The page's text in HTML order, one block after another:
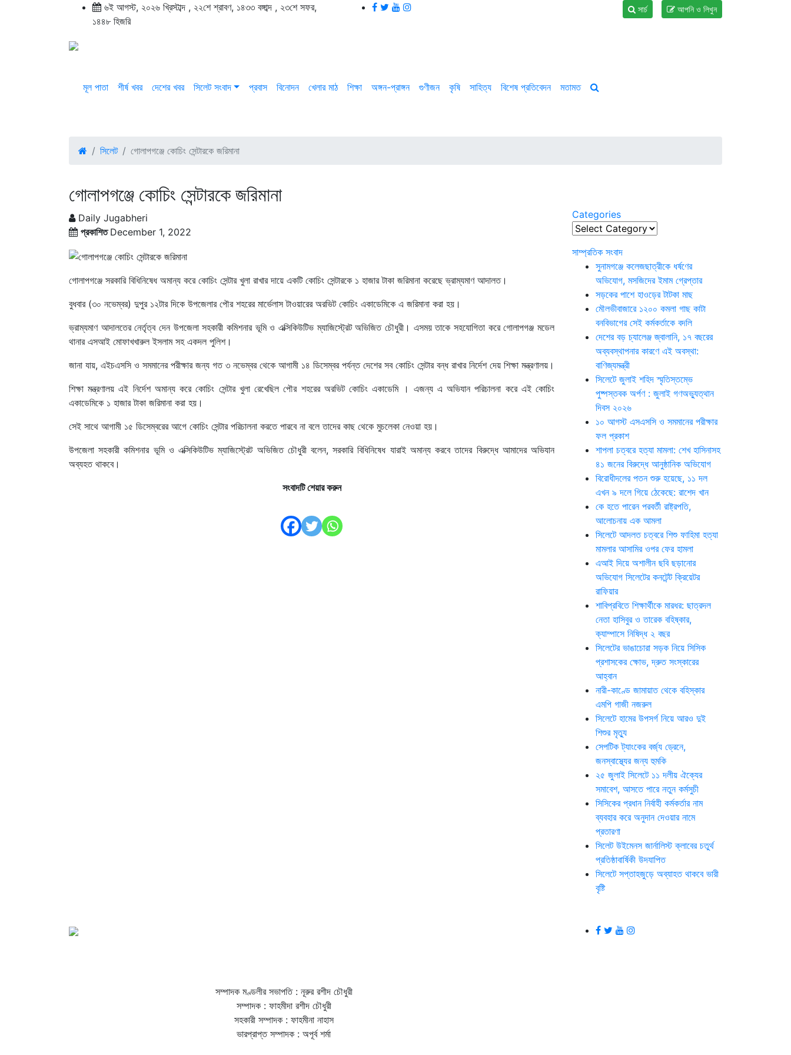
৬ই আগস্ট, ২০২৬ খ্রিস্টাব্দ , ২২শে শ্রাবণ, ১৪৩৩ বঙ্গাব্দ , ২৩শে সফর,
১৪৪৮ হিজরি
আপনি ও লিখুন
সার্চ
মূল পাতা শীর্ষ খবর দেশের খবর সিলেট সংবাদ প্রবাস বিনোদন খেলার মাঠ শিক্ষা অঙ্গন-প্রাঙ্গন গুণীজন কৃষি সাহিত্য বিশেষ প্রতিবেদন মতামত
সিলেট গোলাপগঞ্জে কোচিং সেন্টারকে জরিমানা
গোলাপগঞ্জে কোচিং সেন্টারকে জরিমানা
Daily Jugabheri
প্রকাশিতDecember 1, 2022
গোলাপগঞ্জে সরকারি বিধিনিষেধ অমান্য করে কোচিং সেন্টার খুলা রাখার দায়ে একটি কোচিং সেন্টারকে ১ হাজার টাকা জরিমানা করেছে ভ্রাম্যমাণ আদালত।
বুধবার (৩০ নভেম্বর) দুপুর ১২টার দিকে উপজেলার পৌর শহরের মার্ভেলাস টাওয়ারের অরভিট কোচিং একাডেমিকে এ জরিমানা করা হয়।
ভ্রাম্যমাণ আদালতের নের্তৃত্ব দেন উপজেলা সহকারী কমিশনার ভূমি ও এক্সিকিউটিভ ম্যাজিস্ট্রেট অভিজিত চৌধুরী। এসময় তাকে সহযোগিতা করে গোলাপগঞ্জ মডেল
থানার এসআই মোফাখখারুল ইসলাম সহ একদল পুলিশ।
জানা যায়, এইচএসসি ও সমমানের পরীক্ষার জন্য গত ৩ নভেম্বর থেকে আগামী ১৪ ডিসেম্বর পর্যন্ত দেশের সব কোচিং সেন্টার বন্ধ রাখার নির্দেশ দেয় শিক্ষা মন্ত্রণালয়।
শিক্ষা মন্ত্রণালয় এই নির্দেশ অমান্য করে কোচিং সেন্টার খুলা রেখেছিল পৌর শহরের অরভিট কোচিং একাডেমি । এজন্য এ অভিযান পরিচালনা করে এই কোচিং
একাডেমিকে ১ হাজার টাকা জরিমানা করা হয়।
সেই সাথে আগামী ১৫ ডিসেম্বরের আগে কোচিং সেন্টার পরিচালনা করতে পারবে না বলে তাদের কাছ থেকে মুচলেকা নেওয়া হয়।
উপজেলা সহকারী কমিশনার ভূমি ও এক্সিকিউটিভ ম্যাজিস্ট্রেট অভিজিত চৌধুরী বলেন, সরকারি বিধিনিষেধ যারাই অমান্য করবে তাদের বিরুদ্ধে আমাদের অভিযান
অব্যহত থাকবে।
সংবাদটি শেয়ার করুন
Categories
Categories
সাম্প্রতিক সংবাদ
সুনামগঞ্জে কলেজছাত্রীকে ধর্ষণের
অভিযোগ, মসজিদের ইমাম গ্রেপ্তার
সড়কের পাশে হাওড়ের টাটকা মাছ
মৌলভীবাজারে ১২০০ কমলা গাছ কাটা
বনবিভাগের সেই কর্মকর্তাকে বদলি
দেশের বড় চ্যালেঞ্জ জ্বালানি, ১৭ বছরের
অব্যবস্থাপনার কারণে এই অবস্থা:
বাণিজ্যমন্ত্রী
সিলেটে জুলাই শহিদ স্মৃতিস্তম্ভে
পুষ্পস্তবক অর্পণ : জুলাই গণঅভ্যুত্থান
দিবস ২০২৬
১০ আগস্ট এসএসসি ও সমমানের পরীক্ষার
ফল প্রকাশ
শাপলা চত্বরে হত্যা মামলা: শেখ হাসিনাসহ
৪১ জনের বিরুদ্ধে আনুষ্ঠানিক অভিযোগ
বিরোধীদলের পতন শুরু হয়েছে, ১১ দল
এখন ৯ দলে গিয়ে ঠেকেছে: রাশেদ খান
কে হতে পারেন পরবর্তী রাষ্ট্রপতি,
আলোচনায় এক আমলা
সিলেটে আদলত চত্বরে শিশু ফাহিমা হত্যা
মামলার আসামির ওপর ফের হামলা
এআই দিয়ে অশালীন ছবি ছড়ানোর
অভিযোগ সিলেটের কনটেন্ট ক্রিয়েটর
রাফিয়ার
শাবিপ্রবিতে শিক্ষার্থীকে মারধর: ছাত্রদল
নেতা হাসিবুর ও তারেক বহিষ্কার,
ক্যাম্পাসে নিষিদ্ধ ২ বছর
সিলেটের ভাঙাচোরা সড়ক নিয়ে সিসিক
প্রশাসকের ক্ষোভ, দ্রুত সংস্কারের
আহ্বান
নারী-কাণ্ডে জামায়াত থেকে বহিস্কার
এমপি গাজী নজরুল
সিলেটে হামের উপসর্গ নিয়ে আরও দুই
শিশুর মৃত্যু
সেপটিক ট্যাংকের বর্জ্য ড্রেনে,
জনস্বাস্থ্যের জন্য হুমকি
২৫ জুলাই সিলেটে ১১ দলীয় ঐক্যের
সমাবেশ, আসতে পারে নতুন কর্মসুচী
সিসিকের প্রধান নির্বাহী কর্মকর্তার নাম
ব্যবহার করে অনুদান দেওয়ার নামে
প্রতারণা
সিলেট উইমেনস জার্নালিস্ট ক্লাবের চতুর্থ
প্রতিষ্ঠাবার্ষিকী উদযাপিত
সিলেটে সপ্তাহজুড়ে অব্যাহত থাকবে ভারী
বৃষ্টি
সম্পাদক মণ্ডলীর সভাপতি : নূরুর রশীদ চৌধুরী
সম্পাদক : ফাহমীদা রশীদ চৌধুরী
সহকারী সম্পাদক : ফাহমীনা নাহাস
ভারপ্রাপ্ত সম্পাদক : অপূর্ব শর্মা